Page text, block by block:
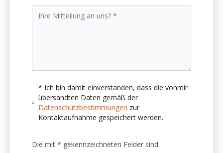
* Ich bin damit einverstanden, dass die vonmir
übersandten Daten gemäß der
Datenschutzbestimmungen zur
Kontaktaufnahme gespeichert werden.
Die mit * gekennzeichneten Felder sind